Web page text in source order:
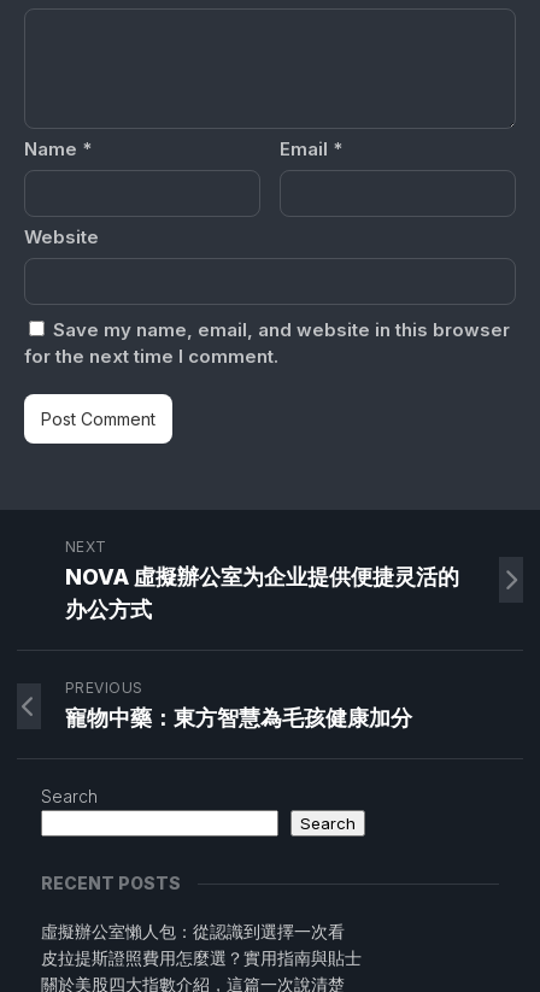
Name * Email *
Website
Save my name, email, and website in this browser
for the next time I comment.
NEXT
NOVA 虛擬辦公室为企业提供便捷灵活的
办公方式
PREVIOUS
寵物中藥：東方智慧為毛孩健康加分
Search
Search
RECENT POSTS
虛擬辦公室懶人包：從認識到選擇一次看
皮拉提斯證照費用怎麼選？實用指南與貼士
關於美股四大指數介紹，這篇一次說清楚